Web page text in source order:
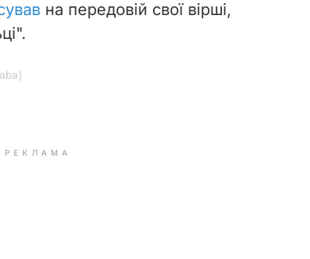
на передовій свої вірші,
РЕКЛАМА